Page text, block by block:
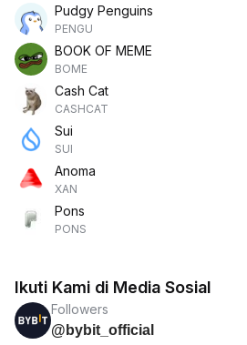
Pudgy Penguins
PENGU
BOOK OF MEME
BOME
Cash Cat
CASHCAT
Sui
SUI
Anoma
XAN
Pons
PONS
Ikuti Kami di Media Sosial
Followers
@bybit_official